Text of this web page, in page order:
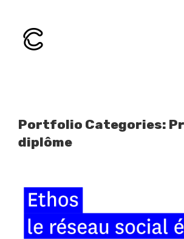
Portfolio Categories:
diplôme